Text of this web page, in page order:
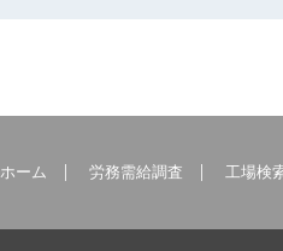
ホーム 労務需給調査 工場検